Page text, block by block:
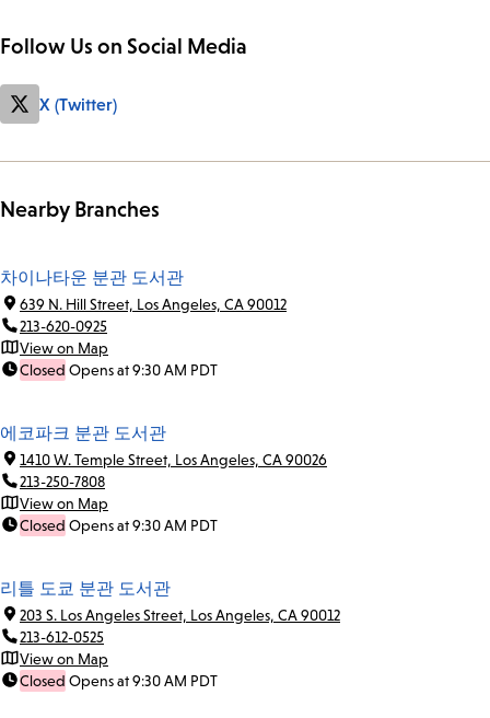
Follow Us on Social Media
X (Twitter)
Nearby Branches
차이나타운 분관 도서관
639 N. Hill Street, Los Angeles, CA 90012
213-620-0925
View on Map
Closed Opens at 9:30 AM PDT
에코파크 분관 도서관
1410 W. Temple Street, Los Angeles, CA 90026
213-250-7808
View on Map
Closed Opens at 9:30 AM PDT
리틀 도쿄 분관 도서관
203 S. Los Angeles Street, Los Angeles, CA 90012
213-612-0525
View on Map
Closed Opens at 9:30 AM PDT